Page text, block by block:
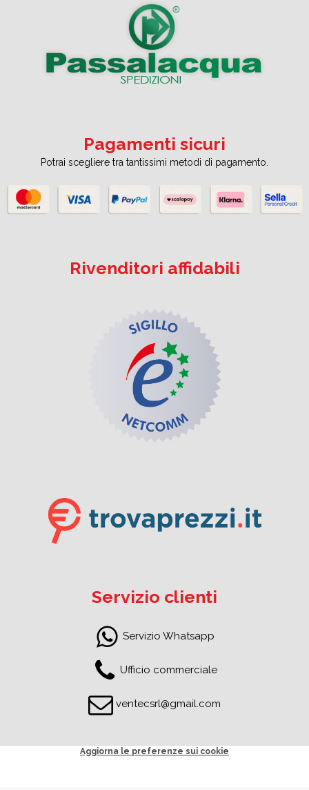
Pagamenti sicuri
Potrai scegliere tra tantissimi metodi di pagamento.
Rivenditori affidabili
Servizio clienti
Servizio Whatsapp
Ufficio commerciale
ventecsrl@gmail.com
Aggiorna le preferenze sui cookie